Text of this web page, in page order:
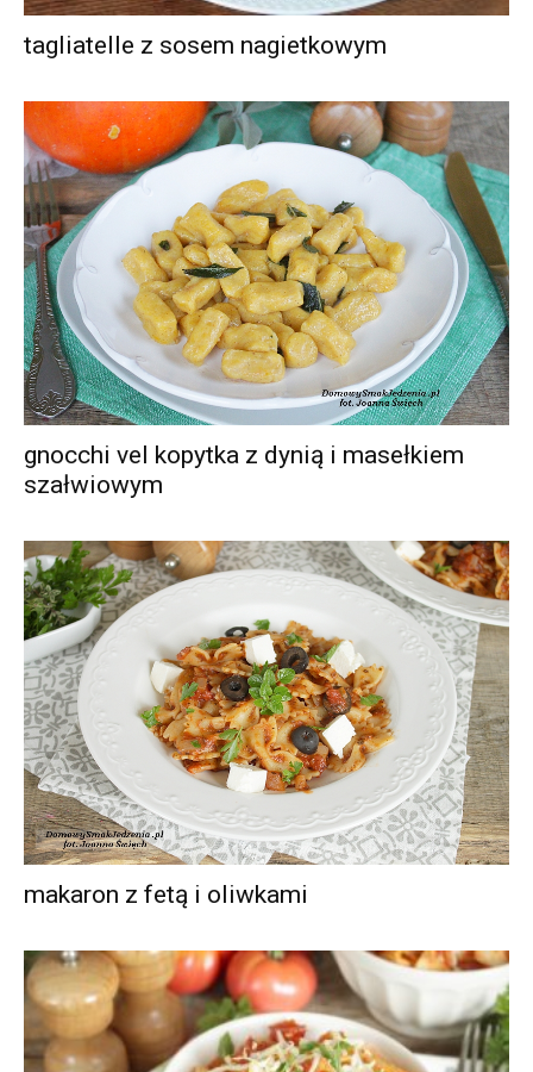
tagliatelle z sosem nagietkowym
gnocchi vel kopytka z dynią i masełkiem
szałwiowym
makaron z fetą i oliwkami